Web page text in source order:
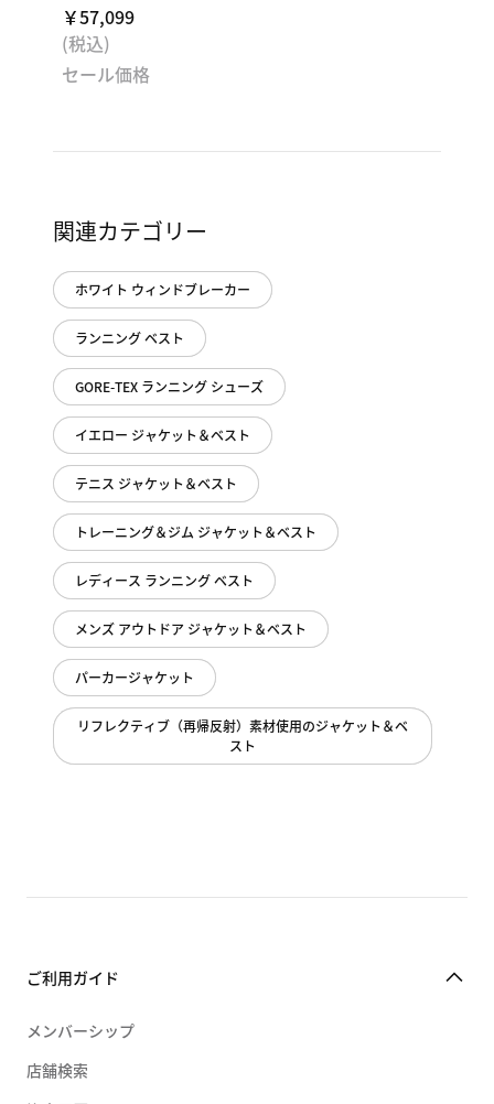
￥57,099
(税込)
セール価格
関連カテゴリー
ホワイト ウィンドブレーカー
ランニング ベスト
GORE-TEX ランニング シューズ
イエロー ジャケット＆ベスト
テニス ジャケット＆ベスト
トレーニング＆ジム ジャケット＆ベスト
レディース ランニング ベスト
メンズ アウトドア ジャケット＆ベスト
パーカージャケット
リフレクティブ（再帰反射）素材使用のジャケット＆ベ
スト
ご利用ガイド
メンバーシップ
店舗検索